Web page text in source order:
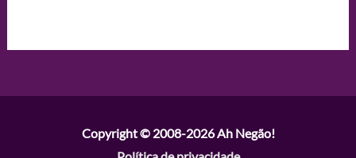
Copyright © 2008-2026Ah Negão!